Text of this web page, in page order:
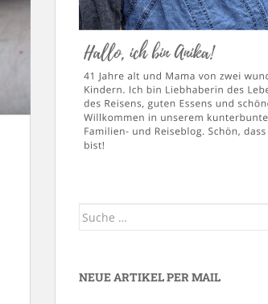
Suche
NEUE ARTIKEL PER MAIL